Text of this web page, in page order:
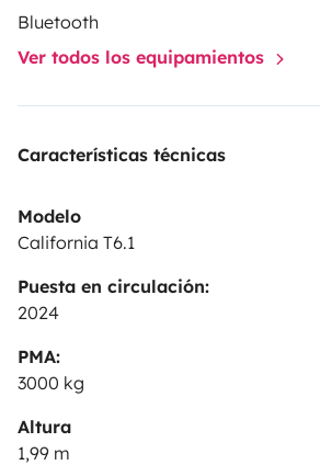
nous proposons notre van en priorité
enfants maximum. Prêts pour l'aventure !
'vanlife '! Nous restons à votre disposition pour toute
Bluetooth
Ver todos los equipamientos
Características técnicas
Modelo
California T6.1
Puesta en circulación:
2024
PMA:
3000 kg
Altura
1,99 m